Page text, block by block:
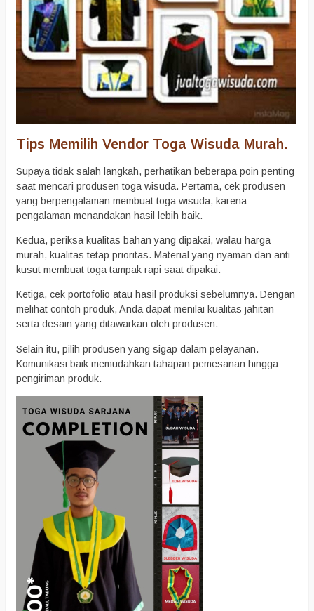
Tips Memilih Vendor Toga Wisuda Murah.
Supaya tidak salah langkah, perhatikan beberapa poin penting
saat mencari produsen toga wisuda. Pertama, cek produsen
yang berpengalaman membuat toga wisuda, karena
pengalaman menandakan hasil lebih baik.
Kedua, periksa kualitas bahan yang dipakai, walau harga
murah, kualitas tetap prioritas. Material yang nyaman dan anti
kusut membuat toga tampak rapi saat dipakai.
Ketiga, cek portofolio atau hasil produksi sebelumnya. Dengan
melihat contoh produk, Anda dapat menilai kualitas jahitan
serta desain yang ditawarkan oleh produsen.
Selain itu, pilih produsen yang sigap dalam pelayanan.
Komunikasi baik memudahkan tahapan pemesanan hingga
pengiriman produk.